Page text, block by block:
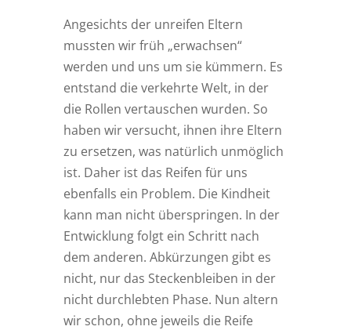
Angesichts der unreifen Eltern
mussten wir früh „erwachsen“
werden und uns um sie kümmern. Es
entstand die verkehrte Welt, in der
die Rollen vertauschen wurden. So
haben wir versucht, ihnen ihre Eltern
zu ersetzen, was natürlich unmöglich
ist. Daher ist das Reifen für uns
ebenfalls ein Problem. Die Kindheit
kann man nicht überspringen. In der
Entwicklung folgt ein Schritt nach
dem anderen. Abkürzungen gibt es
nicht, nur das Steckenbleiben in der
nicht durchlebten Phase. Nun altern
wir schon, ohne jeweils die Reife